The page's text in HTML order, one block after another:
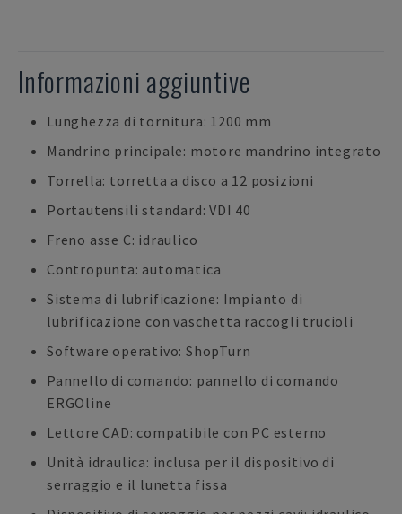
Informazioni aggiuntive
Lunghezza di tornitura: 1200 mm
Mandrino principale: motore mandrino integrato
Torrella: torretta a disco a 12 posizioni
Portautensili standard: VDI 40
Freno asse C: idraulico
Contropunta: automatica
Sistema di lubrificazione: Impianto di
lubrificazione con vaschetta raccogli trucioli
Software operativo: ShopTurn
Pannello di comando: pannello di comando
ERGOline
Lettore CAD: compatibile con PC esterno
Unità idraulica: inclusa per il dispositivo di
serraggio e il lunetta fissa